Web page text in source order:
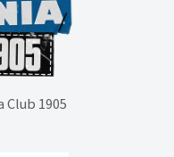
1905